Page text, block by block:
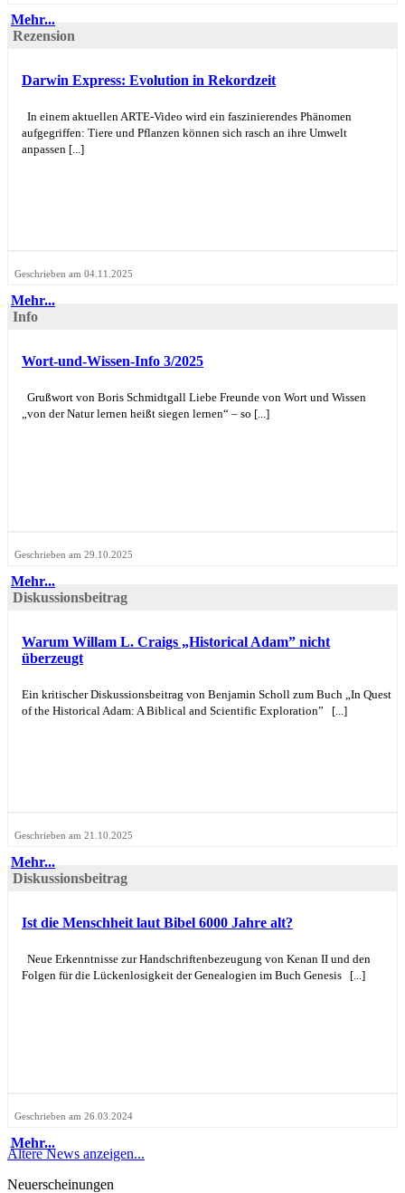
Mehr...
Rezension
Darwin Express: Evolution in Rekordzeit
In einem aktuellen ARTE-Video wird ein faszinierendes Phänomen
aufgegriffen: Tiere und Pflanzen können sich rasch an ihre Umwelt
anpassen [...]
Geschrieben am 04.11.2025
Mehr...
Info
Wort-und-Wissen-Info 3/2025
Grußwort von Boris Schmidtgall Liebe Freunde von Wort und Wissen
„von der Natur lernen heißt siegen lernen“ – so [...]
Geschrieben am 29.10.2025
Mehr...
Diskussionsbeitrag
Warum Willam L. Craigs „Historical Adam” nicht
überzeugt
Ein kritischer Diskussionsbeitrag von Benjamin Scholl zum Buch „In Quest
of the Historical Adam: A Biblical and Scientific Exploration” [...]
Geschrieben am 21.10.2025
Mehr...
Diskussionsbeitrag
Ist die Menschheit laut Bibel 6000 Jahre alt?
Neue Erkenntnisse zur Handschriftenbezeugung von Kenan II und den
Folgen für die Lückenlosigkeit der Genealogien im Buch Genesis [...]
Geschrieben am 26.03.2024
Mehr...
Ältere News anzeigen...
Neuerscheinungen